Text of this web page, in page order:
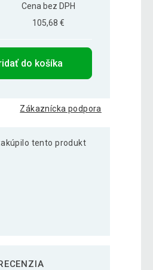
Cena bez DPH
105,68 €
do košíka
Zákaznícka podpora
tento produkt